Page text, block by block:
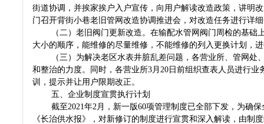
街道协调，并挨家挨户入户宣传，向用户解读改造政策，讲明
门召开背街小巷老旧管网改造协调推进会，对改造任务进行详
（二）老旧阀门更新改造。在输配水管网阀门周检的基
大小的顺序，能维修的尽量维修，不能维修的列入更换计划，
（三）为解决老区水表井脏乱差问题，各营业所、管网
和整治的力度。同时，各营业所3月20日前组织查表人员进行
训，提示并让用户限期改正。
五、企业制度宣贯执行计划
截至2021年2月，新一版60项管理制度已全部下发，为确
《长治供水报》，对新修订的制度进行宣贯和深入解读，由